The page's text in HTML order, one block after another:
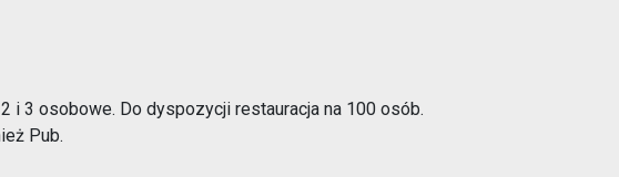
i 3 osobowe. Do dyspozycji restauracja na 100 osób.
Pub.